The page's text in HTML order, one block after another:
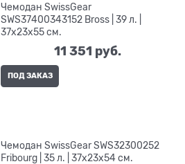
Чемодан SwissGear
SWS37400343152 Bross | 39 л. |
37x23x55 см.
11 351 руб.
ПОД ЗАКАЗ
Чемодан SwissGear SWS32300252
Fribourg | 35 л. | 37x23x54 см.